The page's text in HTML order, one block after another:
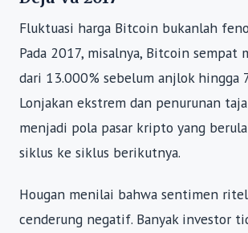
Fluktuasi harga Bitcoin bukanlah
Pada 2017, misalnya, Bitcoin sempat
dari 13.000% sebelum anjlok hingga
Lonjakan ekstrem dan penurunan
menjadi pola pasar kripto yang
siklus ke siklus berikutnya.
Hougan menilai bahwa sentimen
cenderung negatif. Banyak investor